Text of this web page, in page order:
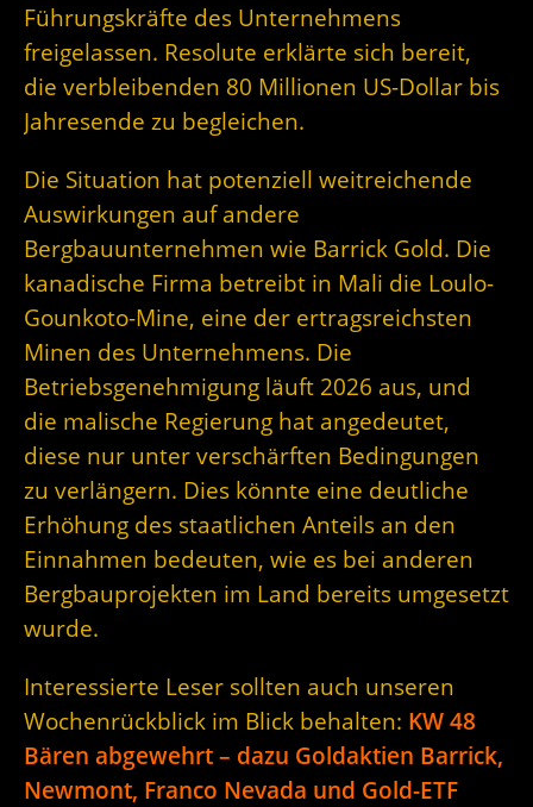
Führungskräfte des Unternehmens
freigelassen. Resolute erklärte sich bereit,
die verbleibenden 80 Millionen US-Dollar bis
Jahresende zu begleichen.
Die Situation hat potenziell weitreichende
Auswirkungen auf andere
Bergbauunternehmen wie Barrick Gold. Die
kanadische Firma betreibt in Mali die Loulo-
Gounkoto-Mine, eine der ertragsreichsten
Minen des Unternehmens. Die
Betriebsgenehmigung läuft 2026 aus, und
die malische Regierung hat angedeutet,
diese nur unter verschärften Bedingungen
zu verlängern. Dies könnte eine deutliche
Erhöhung des staatlichen Anteils an den
Einnahmen bedeuten, wie es bei anderen
Bergbauprojekten im Land bereits umgesetzt
wurde.
Interessierte Leser sollten auch unseren
Wochenrückblick im Blick behalten: KW 48
Bären abgewehrt – dazu Goldaktien Barrick,
Newmont, Franco Nevada und Gold-ETF